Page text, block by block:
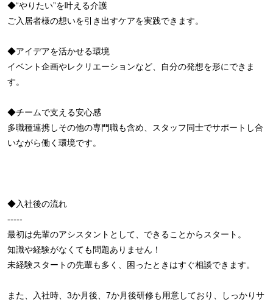
◆“やりたい”を叶える介護
ご入居者様の想いを引き出すケアを実践できます。
◆アイデアを活かせる環境
イベント企画やレクリエーションなど、自分の発想を形にできま
す。
◆チームで支える安心感
多職種連携しその他の専門職も含め、スタッフ同士でサポートし合
いながら働く環境です。
◆入社後の流れ
-----
最初は先輩のアシスタントとして、できることからスタート。
知識や経験がなくても問題ありません！
未経験スタートの先輩も多く、困ったときはすぐ相談できます。
また、入社時、3か月後、7か月後研修も用意しており、しっかりサ